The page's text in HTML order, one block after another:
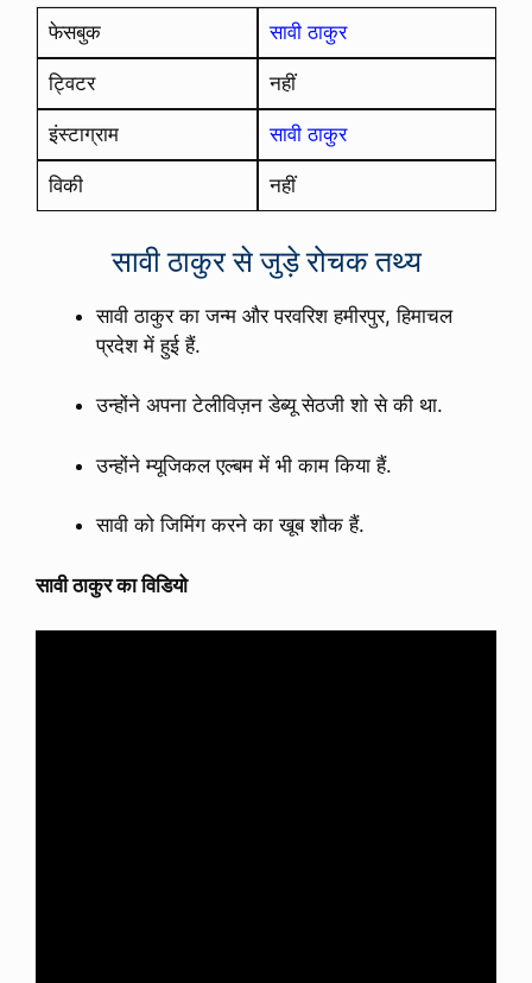
फेसबुक सावी ठाकुर
ट्विटर नहीं
इंस्टाग्राम सावी ठाकुर
विकी नहीं
सावी ठाकुर से जुड़े रोचक तथ्य
सावी ठाकुर का जन्म और परवरिश हमीरपुर, हिमाचल
प्रदेश में हुई हैं.
उन्होंने अपना टेलीविज़न डेब्यू सेठजी शो से की था.
उन्होंने म्यूजिकल एल्बम में भी काम किया हैं.
सावी को जिमिंग करने का खूब शौक हैं.
सावी ठाकुर का विडियो